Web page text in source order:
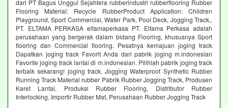
dari PT Bagus Unggul Sejahtera rubberindustri rubberflooring Rubber
Flooring Material: Recycle RubberProduct Application: Children
Playground, Sport Commercial, Water Park, Pool Deck, Jogging Track,.
PT. ELTAMA PERKASA eltamaperkasa PT. Eltama Perkasa adalah
perusahaan yang bergerak dalam bidang Flooring, khususnya Sport
flooring dan Commercial flooring. Pesatnya kemajuan joging track
Dapatkan joging track Favorit Anda dari pabrik joging m.indonesian
Favorite joging track lantai di m.indonesian. Pilihlah pabrik joging track
terbaik sekarang! joging track. Jogging Waterproof Synthetic Rubber
Running Track Material rubber Pabrik Rubber Jogging Track, Produsen
Karet Lantai, Produksi Rubber Flooring, Distributor Rubber
Interlocking, Importir Rubber Mat, Perusahaan Rubber Jogging Track